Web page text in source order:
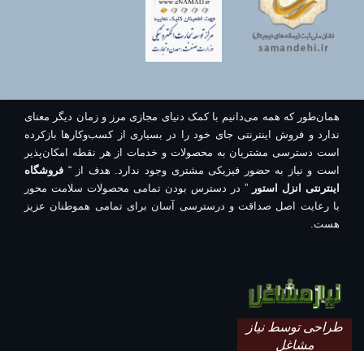
همان‌طور که همه می‌دانیم با کمک دنیای مجازی مرز و زمان دیگر معنای
ندارد و فروش اینترنتی جای خود را در بسیاری از کسب‌وکارها بازکرده
است دسترسی مشتریان به محصولات و خدمات از هر نقطه امکان‌پذیر
است و نیاز به حضور فیزیکی مشتری وجود ندارد. هدف از “ فروشگاه
اینترنتی انزل استور ” در دسترس بودن تمامی محصولات سلامت محور
با رعایت اصل صداقت و درسترسی آسان برای تمامی هموطنان عزیز
هست.
طراحی توسط نیاز
مشاغل